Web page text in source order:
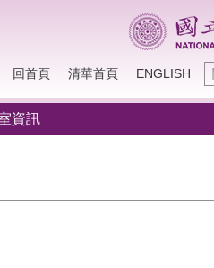
回首頁 清華首頁 ENGLISH
資訊